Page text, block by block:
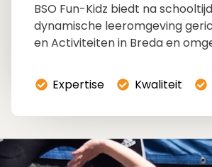
BSO Fun-Kidz biedt na
dynamische leeromgeving
en Activiteiten in Breda en
Expertise Kwaliteit